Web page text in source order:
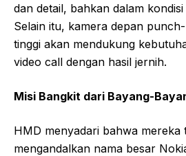
dan detail, bahkan dalam
Selain itu, kamera depan
tinggi akan mendukung
video call dengan hasil jernih.
Misi Bangkit dari Bayang-
HMD menyadari bahwa mereka
mengandalkan nama besar